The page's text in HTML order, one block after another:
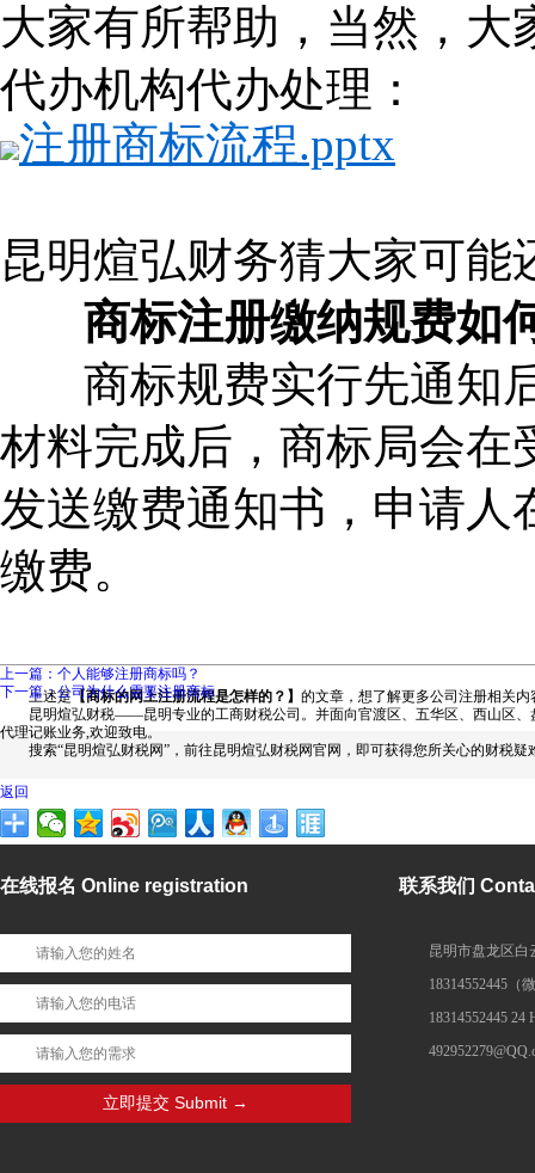
大家有所帮助，当然，
代办机构代办处理：
注册商标流程.pptx
昆明煊弘财务猜大家可能
商标注册缴纳规费如
商标规费实行先通知
材料完成后，商标局会在
发送缴费通知书，申请人
缴费。
上述是【商标的网上注册流程是怎样的？】 的文章，想了解更多公司注册相关
昆明煊弘财税——昆明专业的工商财税公司。并面向官渡区、五华区、西山区、
代理记账业务,欢迎致电。
搜索“昆明煊弘财税网”，前往昆明煊弘财税网官网，即可获得您所关心的财税疑
返回
上一篇：个人能够注册商标吗？
下一篇：公司为什么需要注册商标
在线报名 Online registration 联系我们
昆明市盘龙区白
18314552445（
18314552445 24